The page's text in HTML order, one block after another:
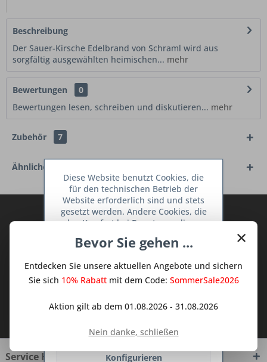
Beschreibung
Der Sauer-Kirsche Edelbrand von Schraml wird aus
sorgfältig ausgewählten heimischen... mehr
Bewertungen
0
Bewertungen lesen, schreiben und diskutieren... mehr
Zubehör 7
Ähnliche Artikel
Abonnieren Sie den kostenlosen Deine
Sie keine Neuigkeit oder Aktion mehr aus
Ich habe dieDatenschutzbestimmungen
Service Hotline
×
Bevor Sie gehen ...
Entdecken Sie unsere aktuellen Angebote und sichern
Sie sich 10% Rabattmit dem Code: SommerSale2026
Aktion gilt ab dem 01.08.2026 - 31.08.2026
Nein danke, schließen
Diese Website benutzt Cookies, die
für den technischen Betrieb der
Website erforderlich sind und stets
gesetzt werden. Andere Cookies, die
den Komfort bei Benutzung dieser
dienen oder die Interaktion mit
Netzwerken vereinfachen sollen,
werden nur mit Ihrer Zustimmung
Ablehnen
Konfigurieren